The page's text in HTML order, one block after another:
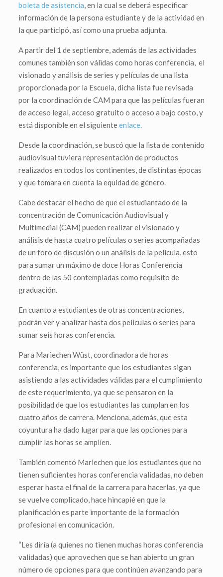
boleta de asistencia, en la cual se deberá especificar
información de la persona estudiante y de la actividad en
la que participó, así como una prueba adjunta.
A partir del 1 de septiembre, además de las actividades
comunes también son válidas como horas conferencia, el
visionado y análisis de series y películas de una lista
proporcionada por la Escuela, dicha lista fue revisada
por la coordinación de CAM para que las películas fueran
de acceso legal, acceso gratuito o acceso a bajo costo, y
está disponible en el siguienteenlace.
Desde la coordinación, se buscó que la lista de contenido
audiovisual tuviera representación de productos
realizados en todos los continentes, de distintas épocas
y que tomara en cuenta la equidad de género.
Cabe destacar el hecho de que el estudiantado de la
concentración de Comunicación Audiovisual y
Multimedial (CAM) pueden realizar el visionado y
análisis de hasta cuatro películas o series acompañadas
de un foro de discusión o un análisis de la película, esto
para sumar un máximo de doce Horas Conferencia
dentro de las 50 contempladas como requisito de
graduación.
En cuanto a estudiantes de otras concentraciones,
podrán ver y analizar hasta dos películas o series para
sumar seis horas conferencia.
Para Mariechen Wüst, coordinadora de horas
conferencia, es importante que los estudiantes sigan
asistiendo a las actividades válidas para el cumplimiento
de este requerimiento, ya que se pensaron en la
posibilidad de que los estudiantes las cumplan en los
cuatro años de carrera. Menciona, además, que esta
coyuntura ha dado lugar para que las opciones para
cumplir las horas se amplíen.
También comentó Mariechen que los estudiantes que no
tienen suficientes horas conferencia validadas, no deben
esperar hasta el final de la carrera para hacerlas, ya que
se vuelve complicado, hace hincapié en que la
planificación es parte importante de la formación
profesional en comunicación.
“Les diría (a quienes no tienen muchas horas conferencia
validadas) que aprovechen que se han abierto un gran
número de opciones para que continúen avanzando para